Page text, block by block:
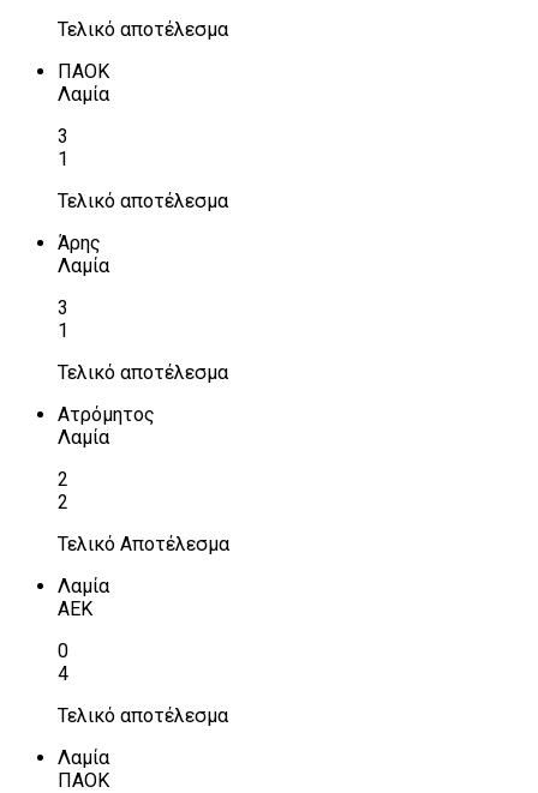
Τελικό αποτέλεσμα
ΠΑΟΚ
Λαμία
3
1
Τελικό αποτέλεσμα
Άρης
Λαμία
3
1
Τελικό αποτέλεσμα
Ατρόμητος
Λαμία
2
2
Τελικό Αποτέλεσμα
Λαμία
ΑΕΚ
0
4
Τελικό αποτέλεσμα
Λαμία
ΠΑΟΚ